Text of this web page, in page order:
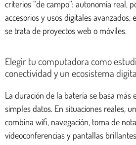
criterios “de campo”: autonomía real,
accesorios y usos digitales avanzados,
se trata de proyectos web o móviles.
Elegir tu computadora como
conectividad y un ecosistema
La duración de la batería se basa más
simples datos. En situaciones reales,
combina wifi, navegación, toma de
videoconferencias y pantallas